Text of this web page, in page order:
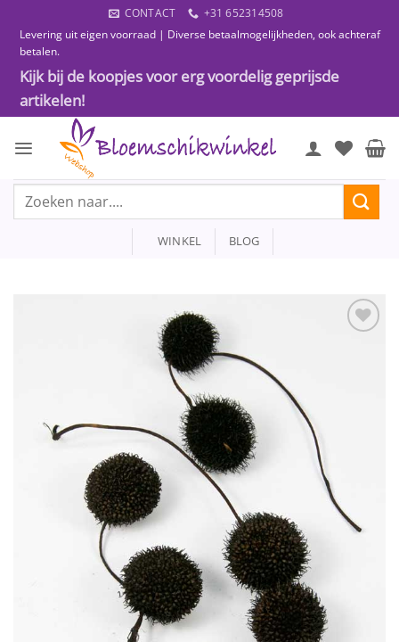
naar
inhoud
CONTACT
+31 652314508
Levering uit eigen voorraad | Diverse betaalmogelijkheden, ook achteraf
betalen.
Kijk bij de koopjes voor erg voordelig geprijsde
artikelen!
Zoeken
WINKEL BLOG